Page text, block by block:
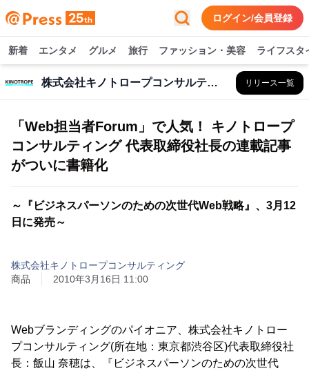
ログイン/会員登録
新着 エンタメ グルメ 旅行 ファッション・美容 ライフスタ
株式会社キノトロープコンサルティング リリース一覧
「Web担当者Forum」で人気！ キノトロープ
コンサルティング 代表取締役社長の連載記事
がついに書籍化
～『ビジネスパーソンのための次世代Web戦略』、3月12
日に発売～
株式会社キノトロープコンサルティング
商品
2010年3月16日 11:00
Webブランディングのパイオニア、株式会社キノトロー
プコンサルティング(所在地：東京都渋谷区)代表取締役社
長：飯山 奈穂は、『ビジネスパーソンのための次世代